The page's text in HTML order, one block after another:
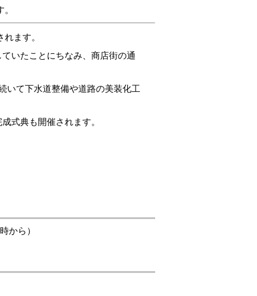
ます。
いたことにちなみ、商店街の通
いて下水道整備や道路の美装化工
式典も開催されます。
から）